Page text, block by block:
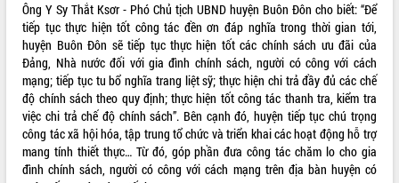
Ông Y Sy Thắt Ksơr - Phó Chủ tịch UBND huyện Buôn Đôn cho biết: “Để
tiếp tục thực hiện tốt công tác đền ơn đáp nghĩa trong thời gian tới,
huyện Buôn Đôn sẽ tiếp tục thực hiện tốt các chính sách ưu đãi của
Đảng, Nhà nước đối với gia đình chính sách, người có công với cách
mạng; tiếp tục tu bổ nghĩa trang liệt sỹ; thực hiện chi trả đầy đủ các chế
độ chính sách theo quy định; thực hiện tốt công tác thanh tra, kiểm tra
việc chi trả chế độ chính sách”. Bên cạnh đó, huyện tiếp tục chú trọng
công tác xã hội hóa, tập trung tổ chức và triển khai các hoạt động hỗ trợ
mang tính thiết thực… Từ đó, góp phần đưa công tác chăm lo cho gia
đình chính sách, người có công với cách mạng trên địa bàn huyện có